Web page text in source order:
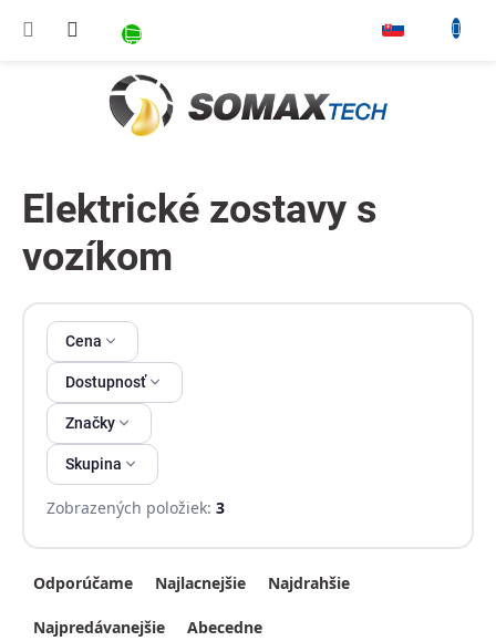
NÁKUPNÝ KOŠÍK
Elektrické zostavy s
vozíkom
Cena
Dostupnosť
Značky
Skupina
Zobrazených položiek: 3
Výpis produktov
Radenie produktov
Odporúčame Najlacnejšie Najdrahšie
Najpredávanejšie Abecedne